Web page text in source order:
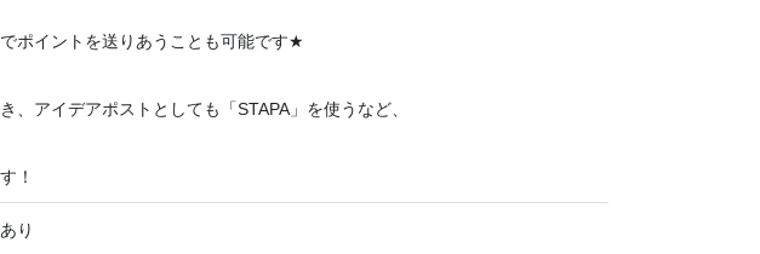
ポイントを送りあうことも可能です★
アイデアポストとしても「STAPA」を使うなど、
！
り